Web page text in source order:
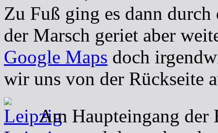
Zu Fuß ging es dann
der Marsch geriet aber
Google Maps doch
wir uns von der Rückseite
Am Haupteingang der